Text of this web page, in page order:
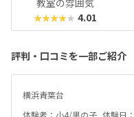
教室の雰囲気
★★★★★ 4.01
評判・口コミを一部ご紹介
横浜青葉台
体験者：小4/男の子 体験日